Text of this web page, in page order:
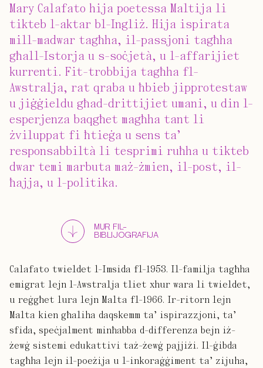
Mary Calafato hija poetessa Maltija li
tikteb l-aktar bl-Ingliż. Hija ispirata
mill-madwar tagħha, il-passjoni tagħha
għall-Istorja u s-soċjetà, u l-affarijiet
kurrenti. Fit-trobbija tagħha fl-
Awstralja, rat qraba u ħbieb jipprotestaw
u jiġġieldu għad-drittijiet umani, u din l-
esperjenza baqgħet magħha tant li
żviluppat fi ħtieġa u sens ta’
responsabbiltà li tesprimi ruħha u tikteb
dwar temi marbuta maż-żmien, il-post, il-
ħajja, u l-politika.
MUR FIL-
BIBLIJOGRAFIJA
Calafato twieldet l-Imsida fl-1953. Il-familja tagħha
emigrat lejn l-Awstralja tliet xhur wara li twieldet,
u reġgħet lura lejn Malta fl-1966. Ir-ritorn lejn
Malta kien għaliha daqskemm ta’ ispirazzjoni, ta’
sfida, speċjalment minħabba d-differenza bejn iż-
żewġ sistemi edukattivi taż-żewġ pajjiżi. Il-ġibda
tagħha lejn il-poeżija u l-inkoraġġiment ta’ zijuha,